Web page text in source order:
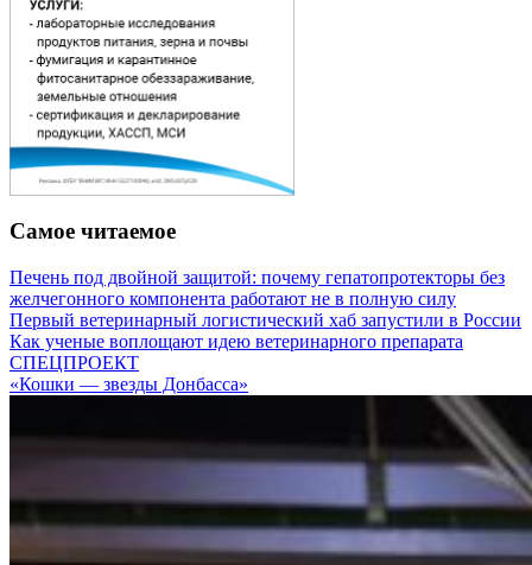
Самое читаемое
Печень под двойной защитой: почему гепатопротекторы без
желчегонного компонента работают не в полную силу
Первый ветеринарный логистический хаб запустили в России
Как ученые воплощают идею ветеринарного препарата
СПЕЦПРОЕКТ
«Кошки — звезды Донбасса»